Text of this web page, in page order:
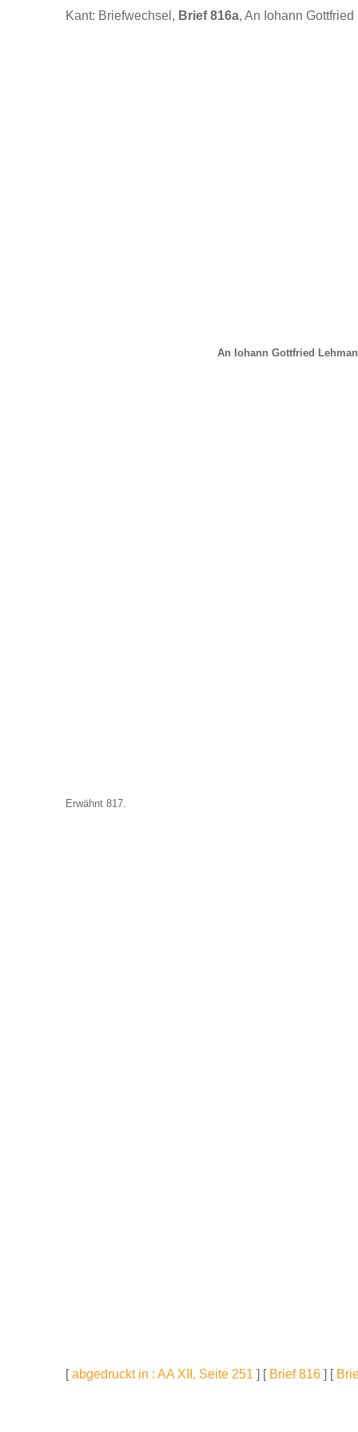
Kant: Briefwechsel, Brief 816a, An Iohann
An Iohann Gottfried
Erwähnt 817.
[abgedruckt in : AA XII, Seite 251 ] [ Brief 816 ] [